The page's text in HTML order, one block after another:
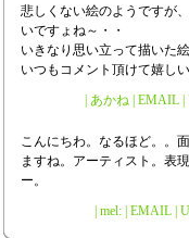
悲しくない絵のようですが
いですょね～・・
いきなり思い立って描いた
いつもコメント頂けて嬉し
| あかね | EMAIL |
こんにちわ。なるほど。。
ますね。アーティスト。表
ー。
| mel: | EMAIL |